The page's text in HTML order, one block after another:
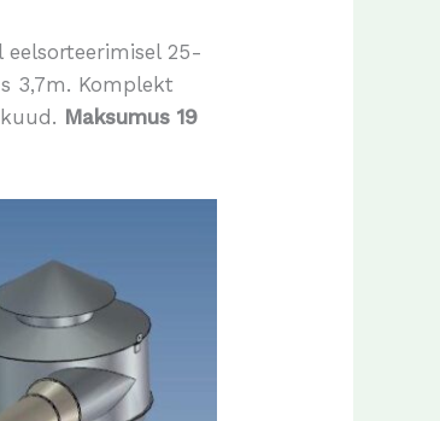
25-
3,7m. Komplekt
Maksumus 19